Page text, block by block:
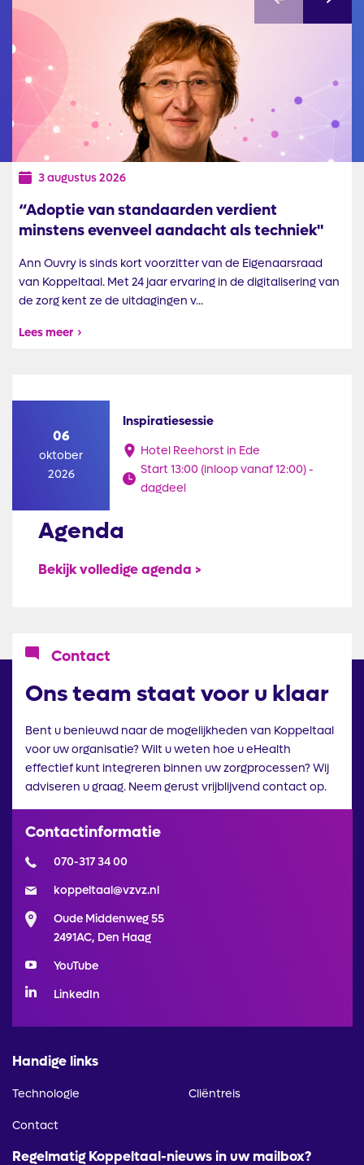
Afbeelding
30 juli 2026
KoppelMij: ruimte voor bestuurlijke
afstemming
KoppelMij is een gezamenlijk initiatief van Koppeltaal,
Stichting MedMij en betrokken zorg - en ICT partijen. Het
doel is één gezamenlijke technische ...
Lees meer
Agenda
Bekijk volledige agenda >
06
oktober
2026
Inspiratiesessie
Hotel Reehorst in Ede
Start 13:00 (inloop vanaf 12:00) -
dagdeel
IcoonContact
Ons team staat voor u klaar
Bent u benieuwd naar de mogelijkheden van Koppeltaal
voor uw organisatie? Wilt u weten hoe u eHealth
effectief kunt integreren binnen uw zorgprocessen? Wij
adviseren u graag. Neem gerust vrijblijvend contact op.
Contactinformatie
070-317 34 00
koppeltaal@vzvz.nl
Oude Middenweg 55
2491AC, Den Haag
YouTube
LinkedIn
Handige links
Technologie Cliëntreis
Contact
Regelmatig Koppeltaal-nieuws in uw mailbox?